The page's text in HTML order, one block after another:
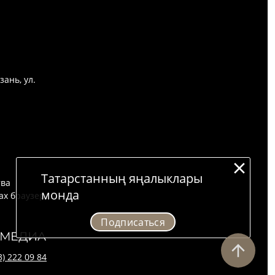
Татарстанның яңалыклары
монда
Подписаться
ул.
браузера.
222 09 84